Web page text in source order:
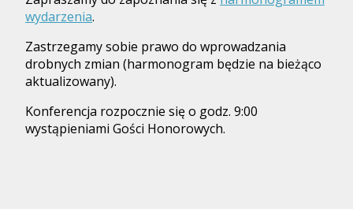
wydarzenia.
Zastrzegamy sobie prawo do wprowadzania
drobnych zmian (harmonogram będzie na bieżąco
aktualizowany).
Konferencja rozpocznie się o godz. 9:00
wystąpieniami Gości Honorowych.